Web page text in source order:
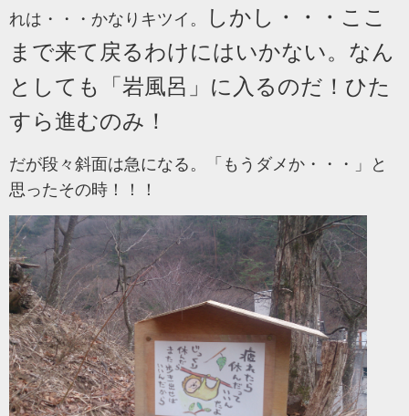
れは・・・かなりキツイ。
しかし・・・ここ
まで来て戻るわけにはいかない。なん
としても「岩風呂」に入るのだ！ひた
すら進むのみ！
だが段々斜面は急になる。「もうダメか・・・」と
思ったその時！！！